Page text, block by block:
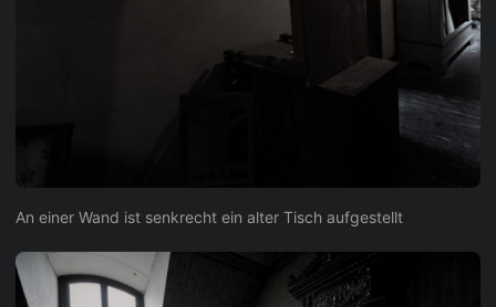
An einer Wand ist senkrecht ein alter Tisch aufgestellt